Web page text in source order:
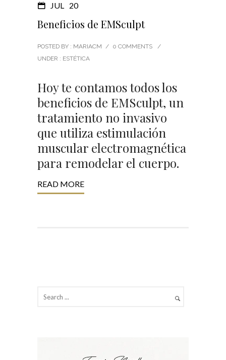
JUL 20
Beneficios de EMSculpt
POSTED BY : MARIACM / 0 COMMENTS
/
UNDER : ESTÉTICA
Hoy te contamos todos los
beneficios de EMSculpt, un
tratamiento no invasivo
que utiliza estimulación
muscular electromagnética
para remodelar el cuerpo.
READ MORE